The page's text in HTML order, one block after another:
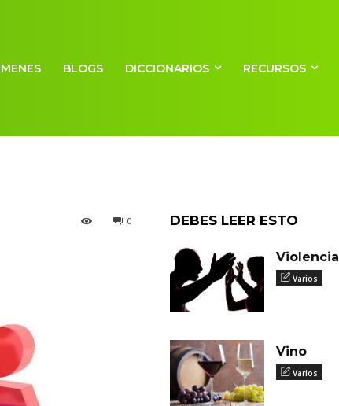
BLOGS DICCIONARIOS RECURSOS
B2C
0 DEBES LEER ESTO
Violencia
Varios
Vino
Varios